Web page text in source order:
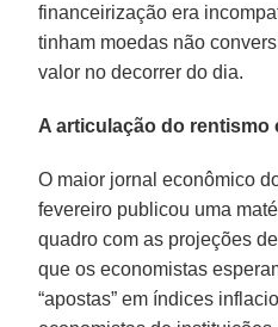
financeirização era
tinham moedas não
valor no decorrer do dia.
A articulação do rentismo
O maior jornal econômico
fevereiro publicou uma
quadro com as projeções
que os economistas
“apostas” em índices